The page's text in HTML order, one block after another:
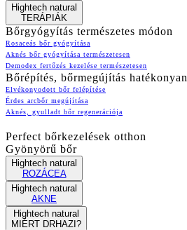
Hightech natural
TERÁPIÁK
Bőrgyógyítás természetes módon
Rosaceás bőr gyógyítása
Aknés bőr gyógyítása természetesen
Demodex fertőzés kezelése természetesen
Bőrépítés, bőrmegújítás hatékonyan
Elvékonyodott bőr felépítése
Érdes arcbőr megújítása
Aknés, gyulladt bőr regenerációja
Perfect bőrkezelések otthon
Gyönyörű bőr
Hightech natural
ROZÁCEA
Hightech natural
AKNE
Hightech natural
MIÉRT DRHAZI?